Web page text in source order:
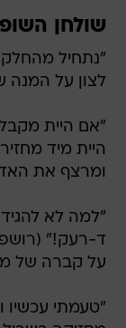
שולחן
"נתחיל
לצון על
"אם היית
היית מיד
ומרצף את
"למה לא
ד-רעק!"
על קברה של
"טעמתי עכשיו